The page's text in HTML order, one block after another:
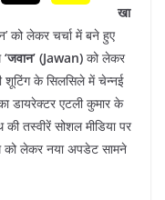
खा
को लेकर चर्चा में बने हुए
‘जवान’ (Jawan) को लेकर
शूटिंग के सिलसिले में चेन्नई
डायरेक्टर एटली कुमार के
तस्वीरें सोशल मीडिया पर
लेकर नया अपडेट सामने